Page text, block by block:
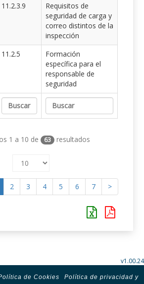
11.2.3.9
Requisitos de
seguridad de carga y
correo distintos de la
inspección
11.2.5
Formación
específica para el
responsable de
seguridad
1 a 10 de 63 resultados
2 3 4 5 6 7 >
v1.00.24
de Cookies
Política de privacidad y